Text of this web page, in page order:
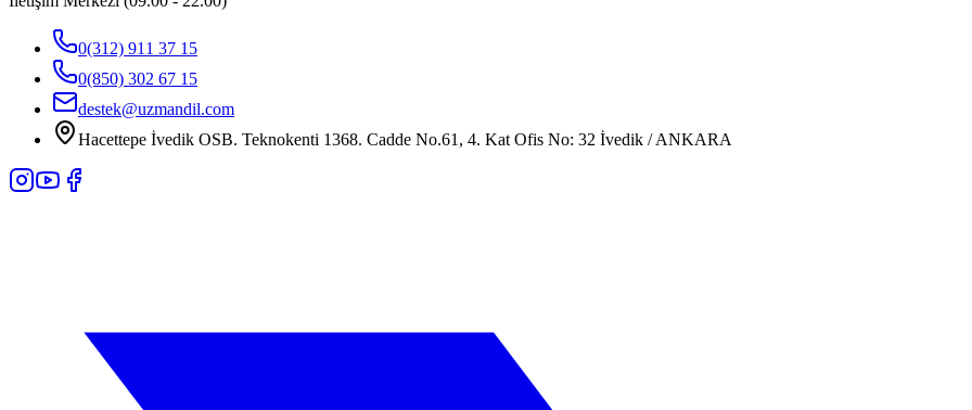
0(312) 911 37 15
0(850) 302 67 15
destek@uzmandil.com
Hacettepe İvedik OSB. Teknokenti 1368. Cadde No.61, 4. Kat Ofis No: 32 İvedik / ANKARA